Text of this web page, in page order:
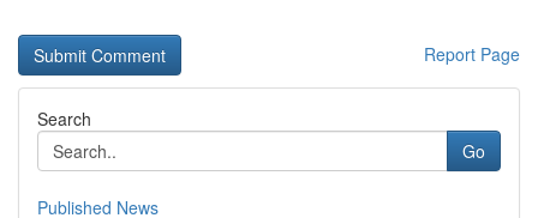
Report Page
Search
Go
Published News